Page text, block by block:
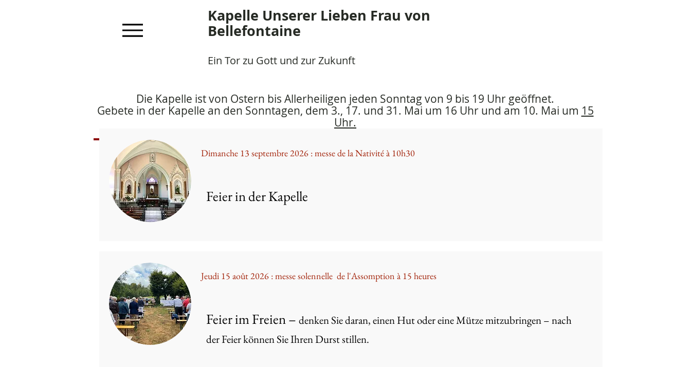
Kapelle Unserer Lieben Frau von
Bellefontaine
Ein Tor zu Gott und zur Zukunft
Die Kapelle ist von Ostern bis Allerheiligen jeden Sonntag von 9 bis 19 Uhr geöffnet.
Gebete in der Kapelle an den Sonntagen, dem 3., 17. und 31. Mai um 16 Uhr und am 10. Mai um 15
Uhr.
Dimanche 13 septembre 2026 : messe de la Nativité à 10h30
Feier in der Kapelle
Jeudi 15 août 2026 : messesolennelle de l'Assomption à 15 heures
Feier im Freien – denken Sie daran, einen Hut oder eine Mütze mitzubringen – nach
der Feier können Sie Ihren Durst stillen.